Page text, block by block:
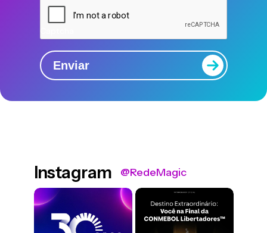
Enviar
Instagram @RedeMagic